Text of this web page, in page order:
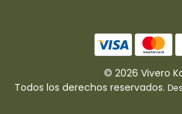
© 2026 Vivero
Todos los derechos reservados.